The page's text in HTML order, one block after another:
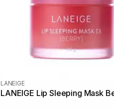
LANEIGE
LANEIGE Lip Sleeping Mask